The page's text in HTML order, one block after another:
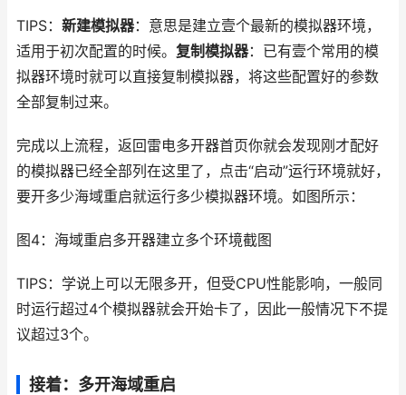
TIPS： 新建模拟器：意思是建立壹个最新的模拟器环境，
适用于初次配置的时候。 复制模拟器：已有壹个常用的模
拟器环境时就可以直接复制模拟器，将这些配置好的参数
全部复制过来。
完成以上流程，返回雷电多开器首页你就会发现刚才配好
的模拟器已经全部列在这里了，点击“启动”运行环境就好，
要开多少海域重启就运行多少模拟器环境。如图所示：
图4：海域重启多开器建立多个环境截图
TIPS：学说上可以无限多开，但受CPU性能影响，一般同
时运行超过4个模拟器就会开始卡了，因此一般情况下不提
议超过3个。
接着：多开海域重启